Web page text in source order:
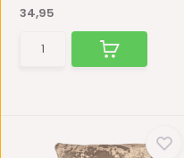
34,95